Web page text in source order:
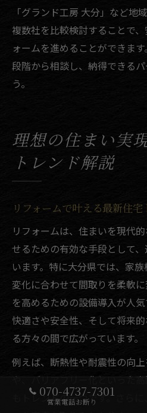
「グランド工房 大分」など地
複数社を比較検討することで
ォームを進めることができま
段階から相談し、納得できる
う。
理想の住まい実
トレンド解説
リフォームで叶える最新住
リフォームは、住まいを現代
せるための有効な手段として
います。特に大分県では、家
変化に合わせて間取りを柔軟
を高めるための設備導入が人気
快適さや安全性、そして将来
る方々の間で広がっています。
例えば、断熱性や耐震性の向上
や、バリアフリー化といった
もトレンドの一つです。さら
070-4737-7301
営業電話お断り